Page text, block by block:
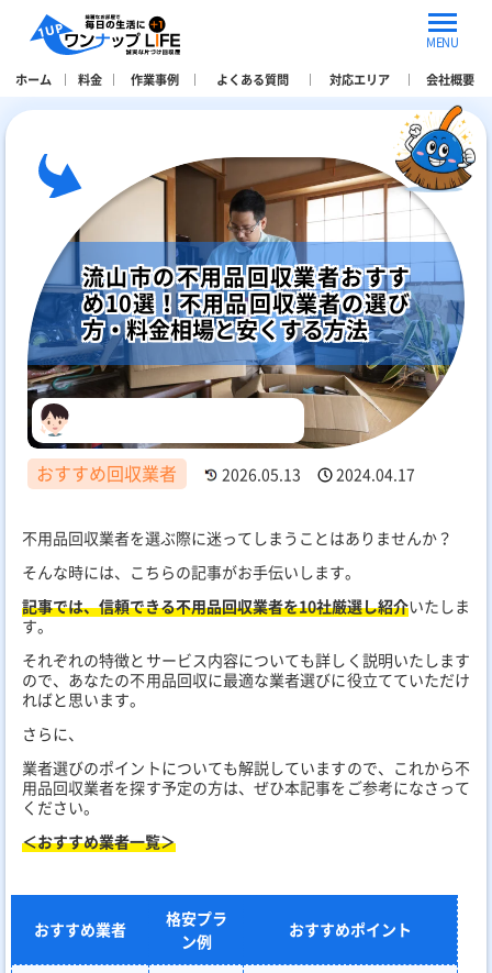
MENU
ホーム
料金 作業事例 よくある質問 対応エリア 会社概要
流山市の不用品回収業者おすす
め10選！不用品回収業者の選び
方・料金相場と安くする方法
おすすめ回収業者 2026.05.13 2024.04.17
不用品回収業者を選ぶ際に迷ってしまうことはありませんか？
そんな時には、こちらの記事がお手伝いします。
記事では、信頼できる不用品回収業者を10社厳選し紹介いたしま
す。
それぞれの特徴とサービス内容についても詳しく説明いたします
ので、あなたの不用品回収に最適な業者選びに役立てていただけ
ればと思います。
さらに、
業者選びのポイントについても解説していますので、これから不
用品回収業者を探す予定の方は、ぜひ本記事をご参考になさって
ください。
＜おすすめ業者一覧＞
おすすめ業者
格安プラ
ン例
おすすめポイント